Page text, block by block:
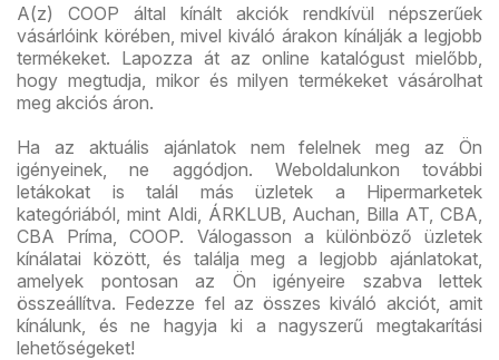
A(z) COOP által kínált akciók rendkívül népszerűek
vásárlóink körében, mivel kiváló árakon kínálják a legjobb
termékeket. Lapozza át az online katalógust mielőbb,
hogy megtudja, mikor és milyen termékeket vásárolhat
meg akciós áron.
Ha az aktuális ajánlatok nem felelnek meg az Ön
igényeinek, ne aggódjon. Weboldalunkon további
letákokat is talál más üzletek a Hipermarketek
kategóriából, mint Aldi, ÁRKLUB, Auchan, Billa AT, CBA,
CBA Príma, COOP. Válogasson a különböző üzletek
kínálatai között, és találja meg a legjobb ajánlatokat,
amelyek pontosan az Ön igényeire szabva lettek
összeállítva. Fedezze fel az összes kiváló akciót, amit
kínálunk, és ne hagyja ki a nagyszerű megtakarítási
lehetőségeket!